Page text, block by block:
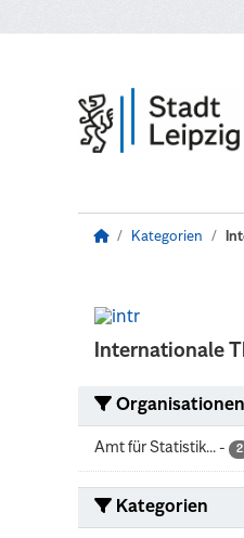
Kategorien
Internationale
Organisationen
Amt für Statistik... - 2
Kategorien